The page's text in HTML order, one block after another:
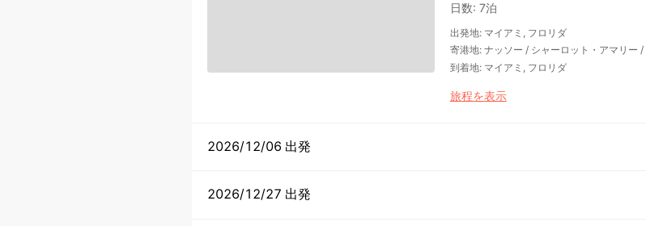
日数: 7泊
出発地: マイアミ, フロリダ
寄港地: ナッソー / シャーロット・アマリー /
到着地: マイアミ, フロリダ
旅程を表示
2026/12/06 出発
2026/12/27 出発